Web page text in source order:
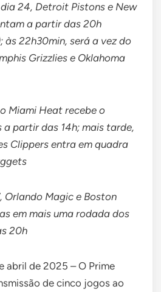
24, Detroit Pistons e New
a partir das 20h
às 22h30min, será a vez do
Grizzlies e Oklahoma
Miami Heat recebe o
a partir das 14h; mais tarde,
Clippers entra em quadra
Orlando Magic e Boston
em mais uma rodada dos
20h
abril de 2025 – O Prime
de cinco jogos ao